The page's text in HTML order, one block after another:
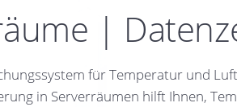
|
für Temperatur und
in Serverräumen hilft Ihnen,